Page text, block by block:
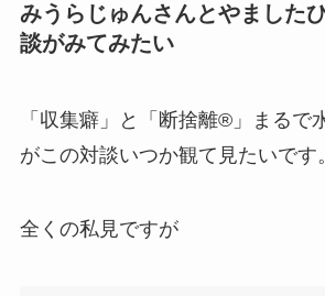
みうらじゅんさんとやました
談がみてみたい
「収集癖」と「断捨離®」まるで
がこの対談いつか観て見たいです。
全くの私見ですが